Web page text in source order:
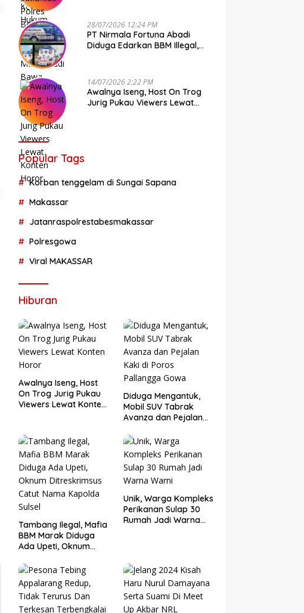
28/07/2026 12:24 PM
PT Nirmala Fortuna Abadi
Diduga Edarkan BBM Illegal,
14/07/2026 2:22 PM
Awalnya Iseng, Host On Trog
Jurig Pukau Viewers Lewat
Popular Tags
Korban tenggelam di Sungai Sapana
Makassar
Jatanraspolrestabesmakassar
Polresgowa
Viral MAKASSAR
Hiburan
Awalnya Iseng, Host
On Trog Jurig Pukau
Viewers Lewat Konten
Diduga Mengantuk,
Mobil SUV Tabrak
Avanza dan Pejalan
Pallangga Gowa
Tambang Ilegal, Mafia
BBM Marak Diduga
Ada Upeti, Oknum
Nama Kapolda Sulsel
Unik, Warga Kompleks
Perikanan Sulap 30
Rumah Jadi Warna